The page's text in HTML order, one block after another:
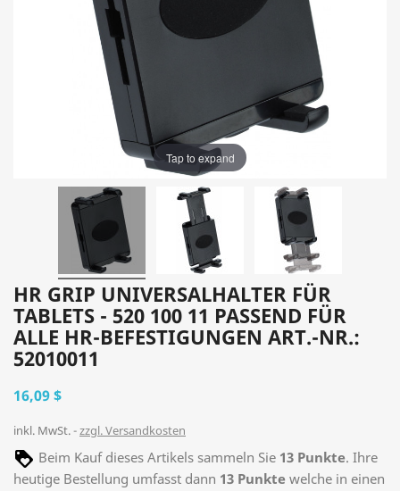
Tap to expand
HR GRIP UNIVERSALHALTER FÜR
TABLETS - 520 100 11 PASSEND FÜR
ALLE HR-BEFESTIGUNGEN ART.-NR.:
52010011
16,09 $
inkl. MwSt. zzgl. Versandkosten
Beim Kauf dieses Artikels sammeln Sie 13 Punkte. Ihre
heutige Bestellung umfasst dann 13 Punkte welche in einen